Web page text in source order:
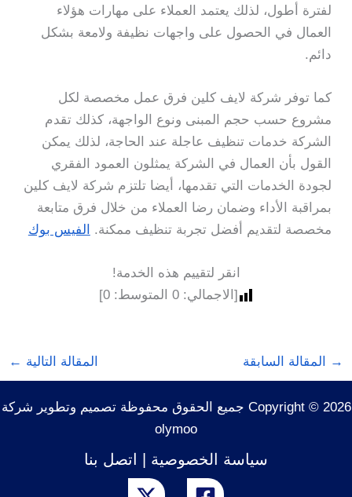
لفترة أطول، لذلك يعتمد العملاء على مهارات هؤلاء
العمال في الحصول على واجهات نظيفة ولامعة بشكل
دائم.
كما توفر شركة لايف كلين فرق عمل مخصصة لكل
مشروع حسب حجم المبنى ونوع الواجهة، كذلك تقدم
الشركة خدمات تنظيف عاجلة عند الحاجة، لذلك يمكن
القول بأن العمال في الشركة يمثلون العمود الفقري
لجودة الخدمات التي تقدمها، أيضا تلتزم شركة لايف كلين
بمراقبة الأداء وضمان رضا العملاء من خلال فرق متابعة
مخصصة لتقديم أفضل تجربة تنظيف ممكنة.
الفيس بوك
انقر لتقييم هذه الخدمة!
[الاجمالي:0 المتوسط:0
]
→ المقالة السابقة المقالة التالية ←
Copyright © 2026 جميع الحقوق محفوظة تصميم وتطوير شركة
olymoo
سياسة الخصوصية اتصل بنا